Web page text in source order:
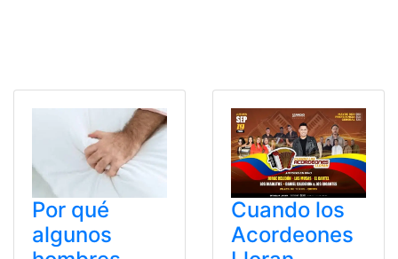
Por qué
algunos
Cuando los
Acordeones